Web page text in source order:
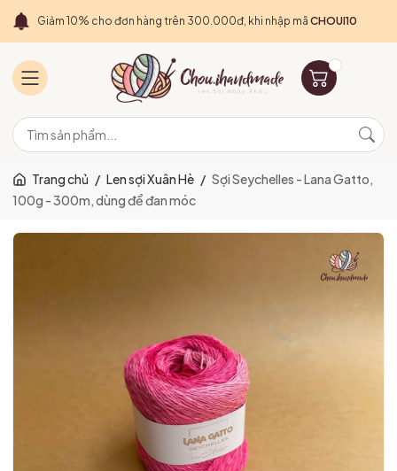
Giảm 10% cho đơn hàng trên 300.000đ, khi nhập mã CHOUI10
Trang chủ / Len sợi Xuân Hè / Sợi Seychelles - Lana Gatto,
100g - 300m, dùng để đan móc